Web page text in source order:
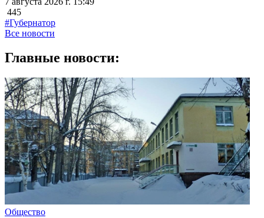
445
#Губернатор
Все новости
Главные новости:
Общество